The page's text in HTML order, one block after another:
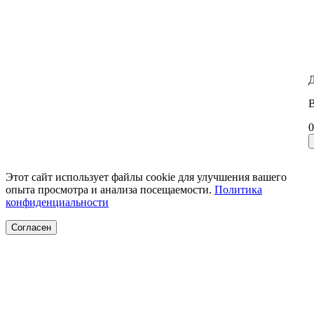
Этот сайт использует файлы cookie для улучшения вашего
опыта просмотра и анализа посещаемости. Политика
конфиденциальности
Согласен